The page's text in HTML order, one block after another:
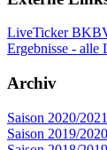
LiveTicker
Ergebnisse - alle
Archiv
Saison 2020/
Saison 2019/